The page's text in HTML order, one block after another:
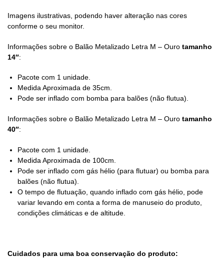
Imagens ilustrativas, podendo haver alteração nas cores
conforme o seu monitor.
Informações sobre o Balão Metalizado Letra M – Ouro tamanho
14″:
Pacote com 1 unidade.
Medida Aproximada de 35cm.
Pode ser inflado com bomba para balões (não flutua).
Informações sobre o Balão Metalizado Letra M – Ouro tamanho
40″:
Pacote com 1 unidade.
Medida Aproximada de 100cm.
Pode ser inflado com gás hélio (para flutuar) ou bomba para
balões (não flutua).
O tempo de flutuação, quando inflado com gás hélio, pode
variar levando em conta a forma de manuseio do produto,
condições climáticas e de altitude.
Cuidados para uma boa conservação do produto: